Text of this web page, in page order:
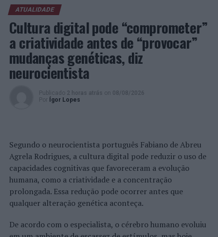
TÓPICOS RELACIONADOS:
PRÓXIMO
Coimbra: Homem de 27 anos detido por suspeita de
tráfico de estupefacientes
NÃO PERCA
Universidade do Minho entrega 350 Bolsas de Excelência
ATUALIDADE
Cultura digital pode “comprometer”
a criatividade antes de “provocar”
mudanças genéticas, diz
neurocientista
Publicado 2 horas atrás on 08/08/2026
Por
Ígor Lopes
Segundo o neurocientista português Fabiano de Abreu
Agrela Rodrigues, a cultura digital pode reduzir o uso de
capacidades cognitivas que favoreceram a evolução
humana, como a criatividade e a concentração
prolongada. Essa redução pode ocorrer antes que
qualquer alteração genética aconteça.
De acordo com o especialista, o cérebro humano evoluiu